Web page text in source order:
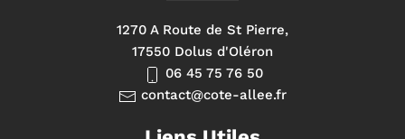
1270 A Route de St Pierre,
17550 Dolus d'Oléron
06 45 75 76 50
contact@cote-allee.fr